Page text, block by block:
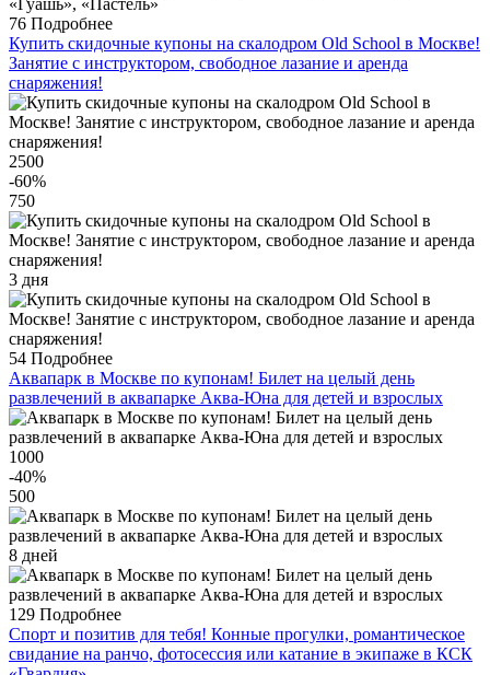
76 Подробнее
Купить скидочные купоны на скалодром Old School в Москве!
Занятие с инструктором, свободное лазание и аренда
снаряжения!
2500
-60%
750
3 дня
54 Подробнее
Аквапарк в Москве по купонам! Билет на целый день
развлечений в аквапарке Аква-Юна для детей и взрослых
1000
-40%
500
8 дней
129 Подробнее
Спорт и позитив для тебя! Конные прогулки, романтическое
свидание на ранчо, фотосессия или катание в экипаже в КСК